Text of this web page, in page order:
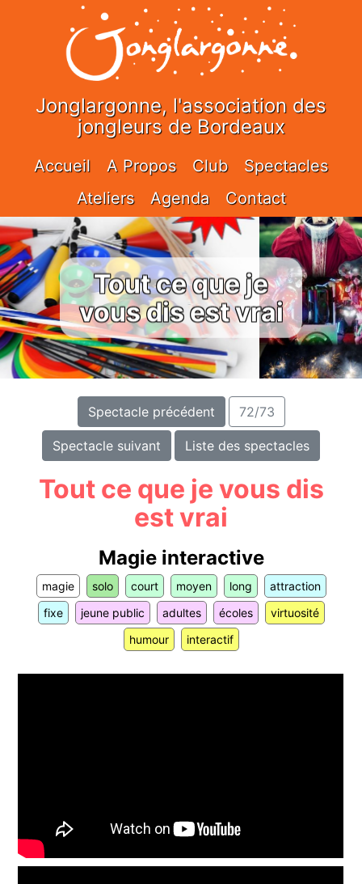
Jonglargonne, l'association des
jongleurs de Bordeaux
Accueil A Propos Club
Spectacles
Ateliers
Agenda Contact
Tout ce que je
vous dis est vrai
Spectacle précédent 72/73
Spectacle suivant Liste des spectacles
Tout ce que je vous dis
est vrai
Magie interactive
magie solo court moyen long
attraction
fixe
jeune public adultes écoles
virtuosité
humour
interactif